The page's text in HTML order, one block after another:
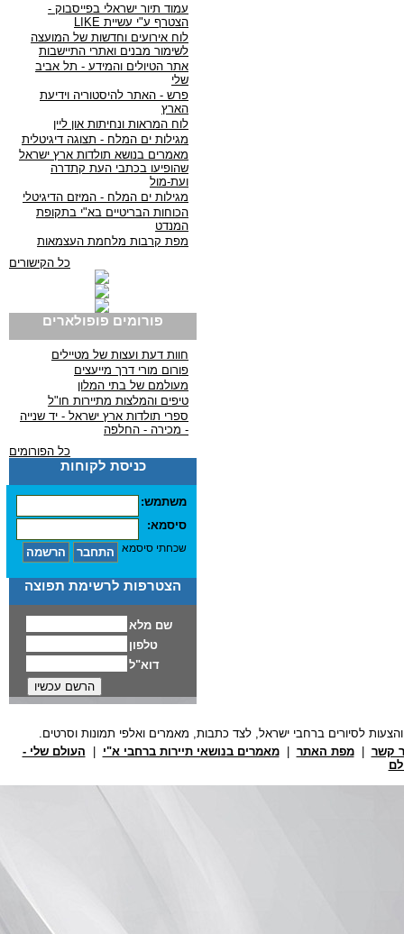
עמוד תיור ישראלי בפייסבוק -
הצטרף ע"י עשיית LIKE
לוח אירועים וחדשות של המועצה
לשימור מבנים ואתרי התיישבות
אתר הטיולים והמידע - תל אביב
שלי
פרש - האתר להיסטוריה וידיעת
הארץ
לוח המראות ונחיתות און ליין
מגילות ים המלח - תצוגה דיגיטלית
מאמרים בנושא תולדות ארץ ישראל
שהופיעו בכתבי העת קתדרה
ועת-מול
מגילות ים המלח - המיזם הדיגיטלי
הכוחות הבריטיים בא"י בתקופת
המנדט
מפת קרבות מלחמת העצמאות
כל הקישורים
פורומים פופולארים
חוות דעת ועצות של מטיילים
פורום מורי דרך מייעצים
מעולמם של בתי המלון
טיפים והמלצות מתיירות חו"ל
ספרי תולדות ארץ ישראל - יד שנייה
- מכירה - החלפה
כל הפורומים
כניסת לקוחות
משתמש:
סיסמא:
שכחתי סיסמא
הצטרפות לרשימת תפוצה
קשר |מפת האתר |מאמרים בנושאי תיירות ברחבי א"י
העולם שלי -